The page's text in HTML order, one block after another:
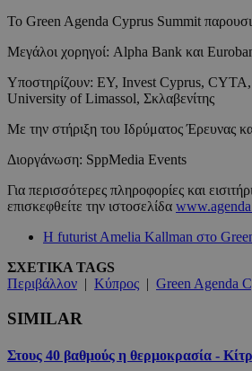
To Green Agenda Cyprus Summit
Μεγάλοι χορηγοί: Alpha Bank και
Υποστηρίζουν: EY, Invest Cyprus,
University of Limassol, Σκλαβενίτης
Με την στήριξη του Ιδρύματος Έρευνας
Διοργάνωση: SppMedia Events
Για περισσότερες πληροφορίες και
επισκεφθείτε την ιστοσελίδα
Η futurist Amelia Kallman στο
ΣΧΕΤΙΚΑ TAGS
Περιβάλλον | Κύπρος | Green Agenda
SIMILAR
Στους 40 βαθμούς η θερμοκρασία -